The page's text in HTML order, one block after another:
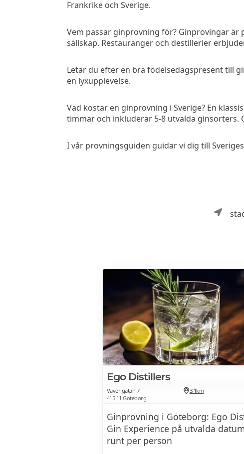
Frankrike och Sverige.
Vem passar ginprovning för? Ginprovingar
sällskap. Restauranger och destillerier
Letar du efter en bra födelsedagspresent till
en lyxupplevelse.
Vad kostar en ginprovning i Sverige? En
timmar och inkluderar 5-8 utvalda ginsorters.
I vår provningsguiden guidar vi dig till
Ego Distillers
Väverigatan 7
415 11 Göteborg
3.1km
Ginprovning i Göteborg: Ego
Gin Experience på utvalda
runt per person